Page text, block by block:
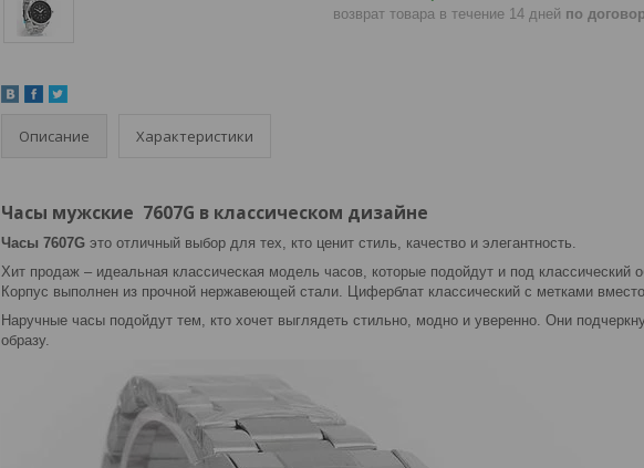
возврат товара в течение 14 дней по
Описание Характеристики
Часы мужские 7607G в классическом дизайне
Часы 7607G это отличный выбор для тех, кто ценит стиль, качество и элегантность.
Хит продаж – идеальная классическая модель часов, которые подойдут и под классический
Корпус выполнен из прочной нержавеющей стали. Циферблат классический с метками
Наручные часы подойдут тем, кто хочет выглядеть стильно, модно и уверенно. Они
образу.